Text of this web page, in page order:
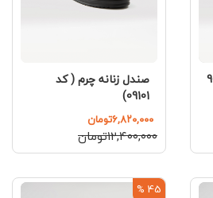
صندل زنانه چرم ( کد
09101)
۶,۸۲۰,۰۰۰تومان
۱۲,۴۰۰,۰۰۰تومان
45 %